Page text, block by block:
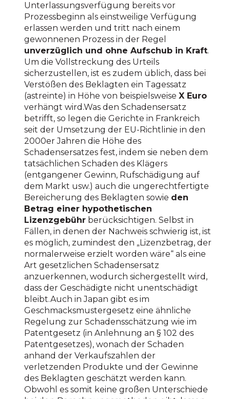
Unterlassungsverfügung bereits vor
Prozessbeginn als einstweilige Verfügung
erlassen werden und tritt nach einem
gewonnenen Prozess in der Regel
unverzüglich und ohne Aufschub in Kraft.
Um die Vollstreckung des Urteils
sicherzustellen, ist es zudem üblich, dass bei
Verstößen des Beklagten ein Tagessatz
(astreinte) in Höhe von beispielsweiseX Euro
verhängt wird.Was den Schadensersatz
betrifft, so legen die Gerichte in Frankreich
seit der Umsetzung der EU-Richtlinie in den
2000er Jahren die Höhe des
Schadensersatzes fest, indem sie neben dem
tatsächlichen Schaden des Klägers
(entgangener Gewinn, Rufschädigung auf
dem Markt usw.) auch die ungerechtfertigte
Bereicherung des Beklagten sowie den
Betrag einer hypothetischen
Lizenzgebühr berücksichtigen. Selbst in
Fällen, in denen der Nachweis schwierig ist, ist
es möglich, zumindest den „Lizenzbetrag, der
normalerweise erzielt worden wäre“ als eine
Art gesetzlichen Schadensersatz
anzuerkennen, wodurch sichergestellt wird,
dass der Geschädigte nicht unentschädigt
bleibt.Auch in Japan gibt es im
Geschmacksmustergesetz eine ähnliche
Regelung zur Schadensschätzung wie im
Patentgesetz (in Anlehnung an § 102 des
Patentgesetzes), wonach der Schaden
anhand der Verkaufszahlen der
verletzenden Produkte und der Gewinne
des Beklagten geschätzt werden kann.
Obwohl es somit keine großen Unterschiede